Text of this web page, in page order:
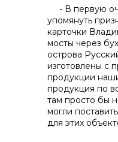
- В первую
упомянуть
карточки
мосты через
острова
изготовлены с
продукции
продукция по
там просто бы
могли
для этих